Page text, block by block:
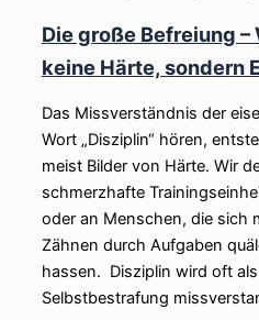
Die große Befreiung
keine Härte, sondern
Das Missverständnis der
Wort „Disziplin“ hören,
meist Bilder von Härte. Wir
schmerzhafte
oder an Menschen, die sich
Zähnen durch Aufgaben
hassen. Disziplin wird oft
Selbstbestrafung